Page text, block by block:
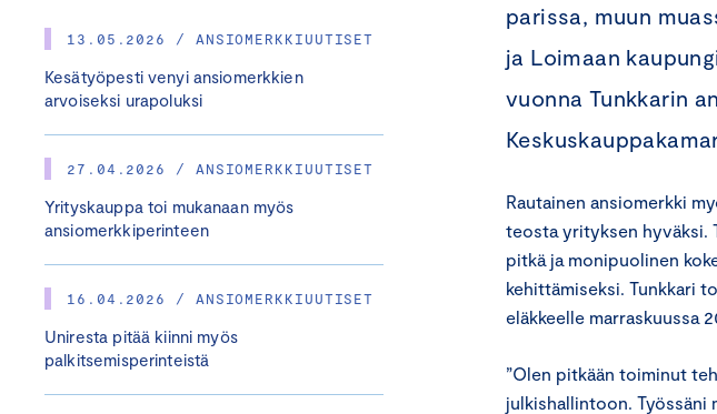
13.05.2026 / ANSIOMERKKIUUTISET
Kesätyöpesti venyi ansiomerkkien
arvoiseksi urapoluksi
27.04.2026 / ANSIOMERKKIUUTISET
Yrityskauppa toi mukanaan myös
ansiomerkkiperinteen
16.04.2026 / ANSIOMERKKIUUTISET
Uniresta pitää kiinni myös
palkitsemisperinteistä
parissa, muun
ja Loimaan
vuonna Tunkkarin
Rautainen ansiomerkki
teosta yrityksen hyväksi.
pitkä ja monipuolinen
kehittämiseksi. Tunkkari
eläkkeelle marraskuussa
”Olen pitkään toiminut
julkishallintoon. Työssäni